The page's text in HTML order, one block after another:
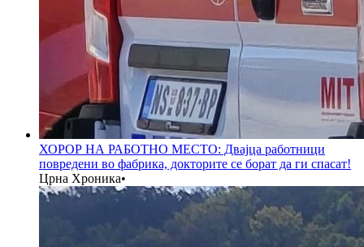
ХОРОР НА РАБОТНО МЕСТО: Двајца работници
повредени во фабрика, докторите се борат да ги спасат!
Црна Хроника•